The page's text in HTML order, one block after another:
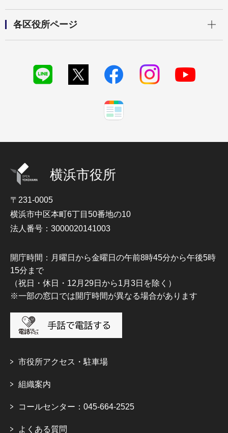
各区役所ページ
横浜市役所
〒231-0005
横浜市中区本町6丁目50番地の10
法人番号：3000020141003
開庁時間：月曜日から金曜日の午前8時45分から午後5時
15分まで
（祝日・休日・12月29日から1月3日を除く）
※一部の窓口では開庁時間が異なる場合があります
市役所アクセス・駐車場
組織案内
コールセンター：045-664-2525
よくある質問